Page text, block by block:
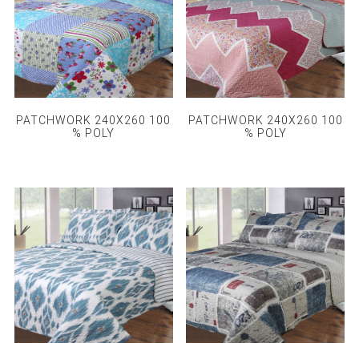
PATCHWORK 240X260 100
% POLY
PATCHWORK 240X260 100
% POLY